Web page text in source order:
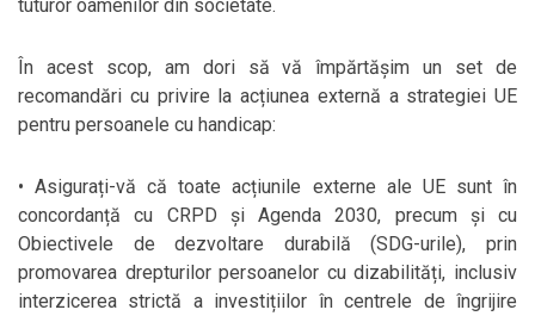
tuturor oamenilor din societate.
În acest scop, am dori să vă împărtășim un set de
recomandări cu privire la acțiunea externă a strategiei UE
pentru persoanele cu handicap:
• Asigurați-vă că toate acțiunile externe ale UE sunt în
concordanță cu CRPD și Agenda 2030, precum și cu
Obiectivele de dezvoltare durabilă (SDG-urile), prin
promovarea drepturilor persoanelor cu dizabilități, inclusiv
interzicerea strictă a investițiilor în centrele de îngrijire